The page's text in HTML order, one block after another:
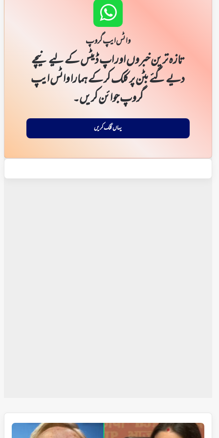
واٹس ایپ گروپ
تازہ ترین خبروں اور اپ ڈیٹس کے لیے نیچے
دیے گئے بٹن پر کلک کر کے ہمارا واٹس ایپ
گروپ جوائن کریں۔
یہاں کلک کریں
نریندر